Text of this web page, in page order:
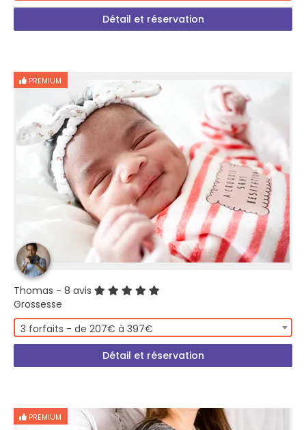
Détail et réservation
PREMIUM
Thomas - 8 avis
Grossesse
3 forfaits - de 207€ à 397€
Détail et réservation
PREMIUM